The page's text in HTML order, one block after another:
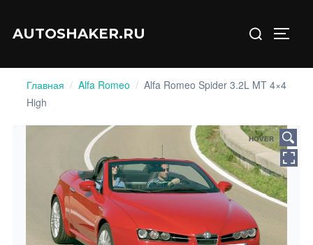
AUTOSHAKER.RU
Главная / Alfa Romeo / Alfa Romeo Spider 3.2L MT 4×4
High
HOVER